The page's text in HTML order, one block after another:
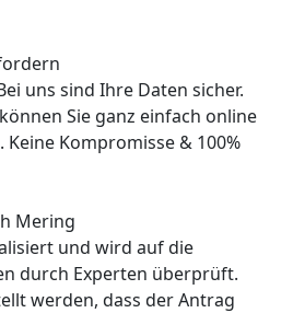
uns sind Ihre Daten sicher.
Sie ganz einfach online
Kompromisse & 100%
Mering
und wird auf die
durch Experten überprüft.
werden, dass der Antrag